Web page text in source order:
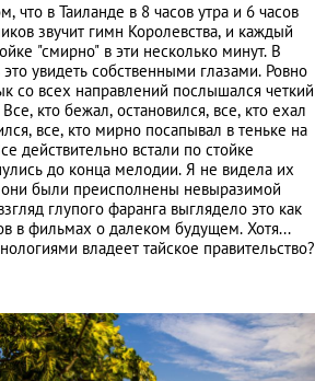
что в Таиланде в 8 часов утра и 6 часов
звучит гимн Королевства, и каждый
"смирно" в эти несколько минут. В
увидеть собственными глазами. Ровно
со всех направлений послышался четкий
кто бежал, остановился, все, кто ехал
все, кто мирно посапывал в теньке на
действительно встали по стойке
до конца мелодии. Я не видела их
они были преисполнены невыразимой
глупого фаранга выглядело это как
в фильмах о далеком будущем. Хотя...
владеет тайское правительство?